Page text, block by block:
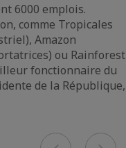
6000 emplois.
comme Tropicales
Amazon
ou Rainforest
fonctionnaire du
de la République,
Previous